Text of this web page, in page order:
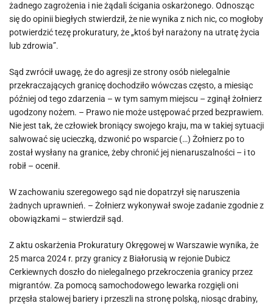
żadnego zagrożenia i nie żądali ścigania oskarżonego. Odnosząc
się do opinii biegłych stwierdził, że nie wynika z nich nic, co mogłoby
potwierdzić tezę prokuratury, że „ktoś był narażony na utratę życia
lub zdrowia”.
Sąd zwrócił uwagę, że do agresji ze strony osób nielegalnie
przekraczających granicę dochodziło wówczas często, a miesiąc
później od tego zdarzenia – w tym samym miejscu – zginął żołnierz
ugodzony nożem. – Prawo nie może ustępować przed bezprawiem.
Nie jest tak, że człowiek broniący swojego kraju, ma w takiej sytuacji
salwować się ucieczką, dzwonić po wsparcie (…) Żołnierz po to
został wysłany na granice, żeby chronić jej nienaruszalności – i to
robił – ocenił.
W zachowaniu szeregowego sąd nie dopatrzył się naruszenia
żadnych uprawnień. – Żołnierz wykonywał swoje zadanie zgodnie z
obowiązkami – stwierdził sąd.
Z aktu oskarżenia Prokuratury Okręgowej w Warszawie wynika, że
25 marca 2024 r. przy granicy z Białorusią w rejonie Dubicz
Cerkiewnych doszło do nielegalnego przekroczenia granicy przez
migrantów. Za pomocą samochodowego lewarka rozgięli oni
przęsła stalowej bariery i przeszli na stronę polską, niosąc drabiny,